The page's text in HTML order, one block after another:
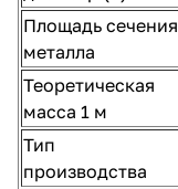
Площадь сечения
металла
Теоретическая
масса 1 м
Тип
производства